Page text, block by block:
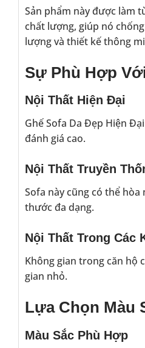
Sản phẩm này được làm
chất lượng, giúp nó
lượng và thiết kế thông
Sự Phù Hợp
Nội Thất Hiện Đại
Ghế Sofa Da Đẹp Hiện
đánh giá cao.
Nội Thất Truyền
Sofa này cũng có thể
thước đa dạng.
Nội Thất Trong Các
Không gian trong căn hộ
gian nhỏ.
Lựa Chọn Màu
Màu Sắc Phù Hợp